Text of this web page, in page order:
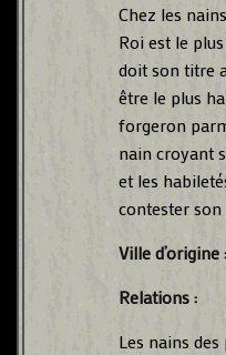
Chez les
Roi est le
doit son titre
être le plus
forgeron
nain croyant
et les
contester son
Ville d’origine :
Relations :
Les nains